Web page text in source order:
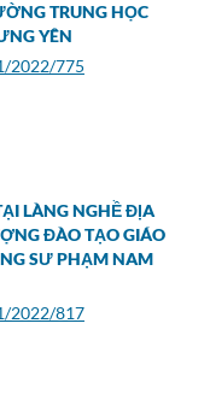
TRUNG HỌC
YÊN
2022/775
LÀNG NGHỀ ĐỊA
ĐÀO TẠO GIÁO
SƯ PHẠM NAM
2022/817